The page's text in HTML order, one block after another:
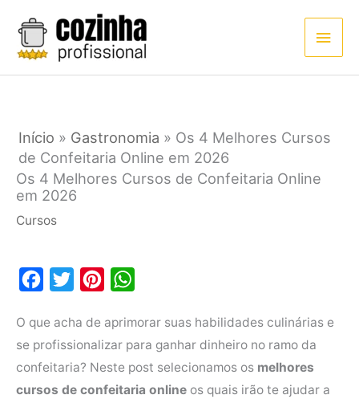
para
conteúdo
Início » Gastronomia » Os 4 Melhores Cursos
de Confeitaria Online em 2026
Os 4 Melhores Cursos de Confeitaria Online
em 2026
Cursos
c
e
b
i
t
t
n
t
e
a
t
s
O que acha de aprimorar suas habilidades culinárias e
se profissionalizar para ganhar dinheiro no ramo da
confeitaria? Neste post selecionamos os melhores
cursos de confeitaria online os quais irão te ajudar a